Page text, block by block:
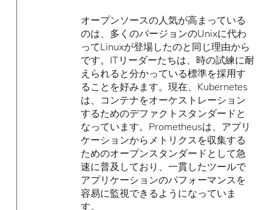
オープンソースの人気が高まっている
のは、多くのバージョンのUnixに代わ
ってLinuxが登場したのと同じ理由から
です。ITリーダーたちは、時の試練に耐
えられると分かっている標準を採用す
ることを好みます。現在、Kubernetes
は、コンテナをオーケストレーション
するためのデファクトスタンダードと
なっています。Prometheusは、アプリ
ケーションからメトリクスを収集する
ためのオープンスタンダードとして急
速に普及しており、一貫したツールで
アプリケーションのパフォーマンスを
容易に監視できるようになっていま
す。